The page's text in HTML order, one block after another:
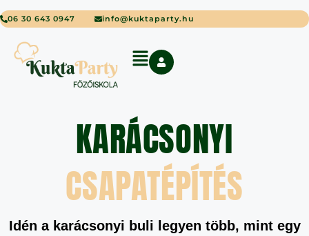
06 30 643 0947 info@kuktaparty.hu
KARÁCSONYI
CSAPATÉPÍTÉS
Idén a karácsonyi buli legyen több, mint egy